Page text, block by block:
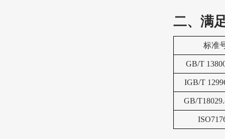
二、满
标准
GB/T
IGB/T
GB/